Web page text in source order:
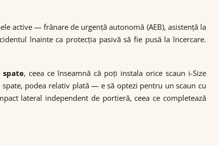
active — frânare de urgență autonomă (AEB), asistență la
înainte ca protecția pasivă să fie pusă la încercare.
spate, ceea ce înseamnă că poți instala orice scaun i-Size
podea relativ plată — e să optezi pentru un scaun cu
lateral independent de portieră, ceea ce completează